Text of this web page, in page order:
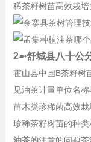
稀茶籽树苗高效栽培
2➼舒城县八十公
霍山县中国B茶籽树
见油茶计量单位名
苗木类珍稀菌高效
珍稀茶籽树苗的种类
油茶的注意的问题